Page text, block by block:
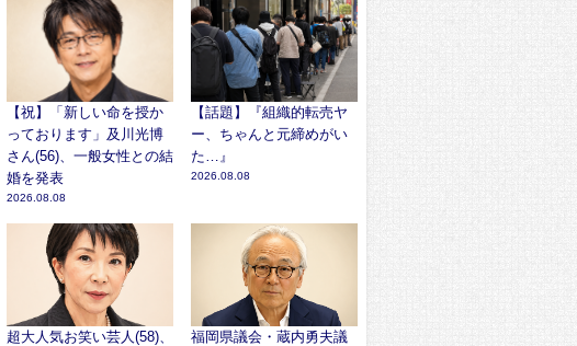
【祝】「新しい命を授か
っております」及川光博
さん(56)、一般女性との結
婚を発表
2026.08.08
【話題】『組織的転売ヤ
ー、ちゃんと元締めがい
た…』
2026.08.08
超大人気お笑い芸人(58)、
福岡県議会・蔵内勇夫議